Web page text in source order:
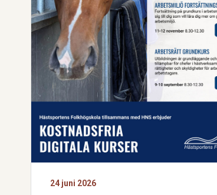
24 juni 2026